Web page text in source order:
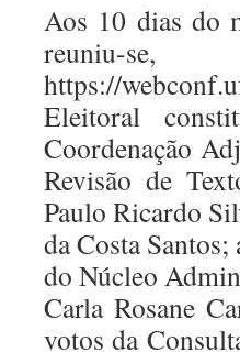
Aos 10 dias do
reuniu-
https://
Eleitoral
Coordenação
Revisão de
Paulo Ricardo
da Costa
do Núcleo
Carla Rosane
votos da